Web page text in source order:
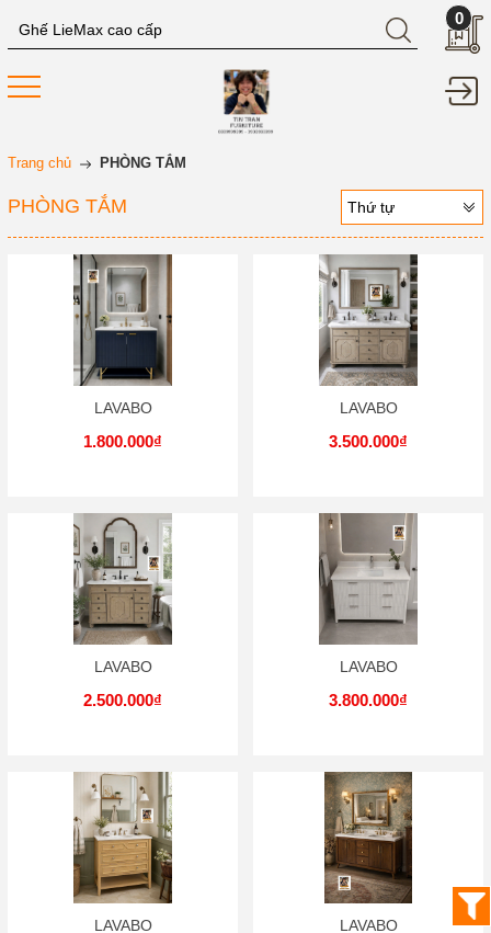
0
Trang chủ PHÒNG TẮM
PHÒNG TẮM Thứ tự
LAVABO
1.800.000₫
LAVABO
3.500.000₫
LAVABO
2.500.000₫
LAVABO
3.800.000₫
LAVABO LAVABO